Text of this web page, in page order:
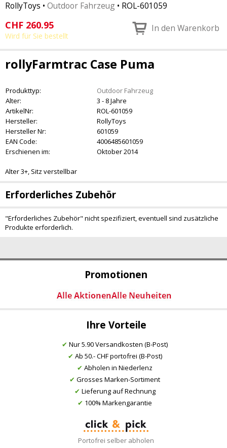
Promotionen
Ihre Vorteile
✔ Nur 5.90 Versandkosten (B-Post)
✔ Ab 50.- CHF portofrei (B-Post)
✔ Abholen in Niederlenz
✔ Grosses Marken-Sortiment
✔ Lieferung auf Rechnung
✔ 100% Markengarantie
Portofrei selber abholen
RollyToys • Outdoor Fahrzeug • ROL-601059
CHF 260.95
Wird für Sie bestellt
In den Warenkorb
rollyFarmtrac Case Puma
Produkttyp:
Outdoor Fahrzeug
Alter:
3 - 8 Jahre
ArtikelNr:
ROL-601059
Hersteller:
RollyToys
Hersteller Nr:
601059
EAN Code:
4006485601059
Erschienen im:
Oktober 2014
Alter 3+, Sitz verstellbar
Erforderliches Zubehör
"Erforderliches Zubehör" nicht spezifiziert, eventuell sind zusätzliche
Produkte erforderlich.